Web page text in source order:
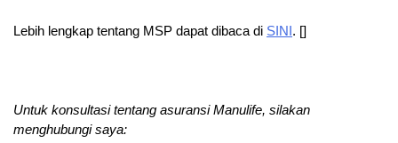
Lebih lengkap tentang MSP dapat dibaca di SINI. []
Untuk konsultasi tentang asuransi Manulife, silakan
menghubungi saya: